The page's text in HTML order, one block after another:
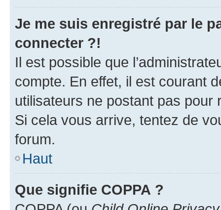
Je me suis enregistré par le
connecter ?!
Il est possible que
compte. En effet, il est courant
utilisateurs ne postant pas pour
Si cela vous arrive, tentez de
forum.
Haut
Que signifie COPPA ?